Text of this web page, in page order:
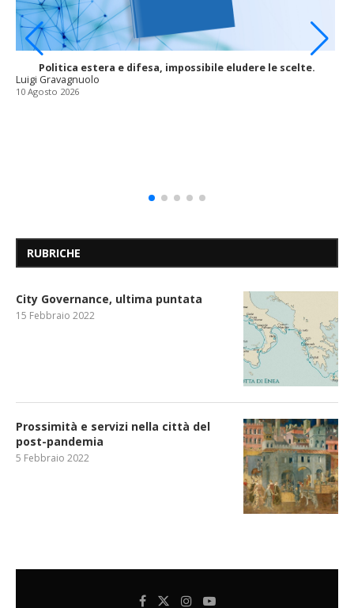
Politica estera e difesa, impossibile eludere le scelte.
Luigi Gravagnuolo
10 Agosto 2026
RUBRICHE
City Governance, ultima puntata
15 Febbraio 2022
Prossimità e servizi nella città del
post-pandemia
5 Febbraio 2022